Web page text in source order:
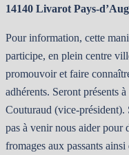
14140 Livarot Pays-
Pour information, cette
participe, en plein centre
promouvoir et faire
adhérents. Seront présents
Couturaud (vice-président).
pas à venir nous aider pour
fromages aux passants